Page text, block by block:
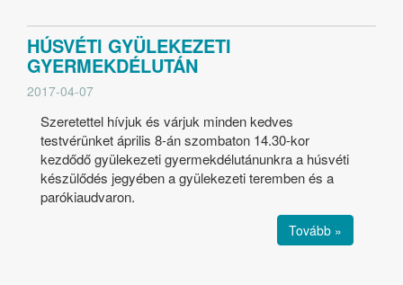
HÚSVÉTI GYÜLEKEZETI
GYERMEKDÉLUTÁN
2017-04-07
Szeretettel hívjuk és várjuk minden kedves
testvérünket április 8-án szombaton 14.30-kor
kezdődő gyülekezeti gyermekdélutánunkra a húsvéti
készülődés jegyében a gyülekezeti teremben és a
parókiaudvaron.
Tovább »